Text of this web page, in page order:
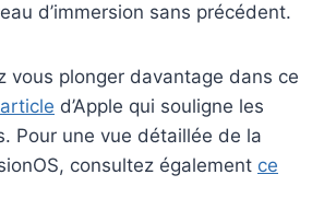
d’immersion sans précédent.
vous plonger davantage dans ce
d’Apple qui souligne les
Pour une vue détaillée de la
consultez également ce